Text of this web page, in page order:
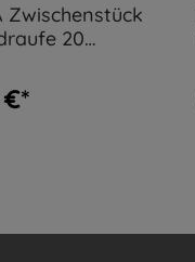
Zwischenstück
20